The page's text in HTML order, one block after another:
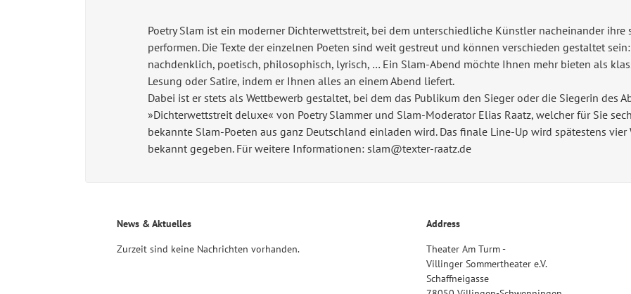
Poetry Slam ist ein moderner Dichter­wettstreit, bei dem unterschiedliche Künstler nacheinander ihre
performen. Die Texte der einzelnen Poeten sind weit gestreut und können verschieden gestaltet
nachdenklich, poetisch, philosophisch, lyrisch, … Ein Slam-Abend möchte Ihnen mehr bieten als
Lesung oder Satire, indem er Ihnen alles an einem Abend liefert.
Dabei ist er stets als Wettbewerb gestaltet, bei dem das Publikum den Sieger oder die Siegerin des
»Dichterwettstreit deluxe« von Poetry Slammer und Slam-Moderator Elias Raatz, welcher für Sie
bekannte Slam-Poeten aus ganz Deutschland einladen wird. Das finale Line-Up wird spätestens vier
bekannt gegeben. Für weitere Informationen: slam@texter-raatz.de
News & Aktuelles
Zurzeit sind keine Nachrichten vorhanden.
Address
Theater Am Turm -
Villinger Sommertheater e.V.
Schaffneigasse